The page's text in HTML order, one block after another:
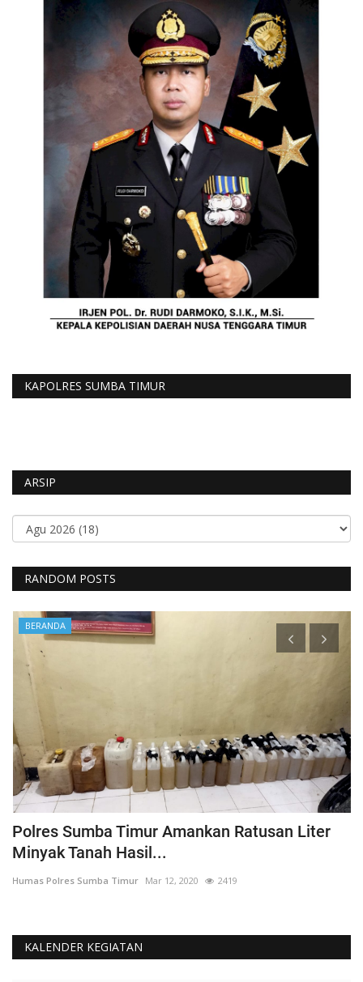
KAPOLRES SUMBA TIMUR
ARSIP
RANDOM POSTS
BERANDA
Polres Sumba Timur Amankan Ratusan Liter
Minyak Tanah Hasil...
Humas Polres Sumba Timur Mar 12, 2020 2419
KALENDER KEGIATAN